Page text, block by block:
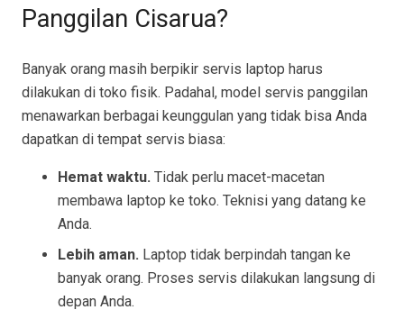
Panggilan Cisarua?
Banyak orang masih berpikir servis laptop harus
dilakukan di toko fisik. Padahal, model servis panggilan
menawarkan berbagai keunggulan yang tidak bisa Anda
dapatkan di tempat servis biasa:
Hemat waktu. Tidak perlu macet-macetan
membawa laptop ke toko. Teknisi yang datang ke
Anda.
Lebih aman. Laptop tidak berpindah tangan ke
banyak orang. Proses servis dilakukan langsung di
depan Anda.